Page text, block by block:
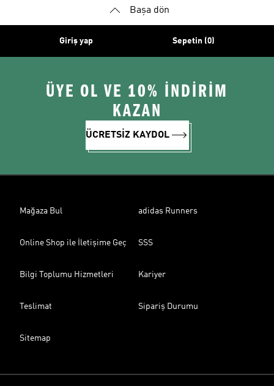
Başa dön
Giriş yap Sepetin (0)
ÜYE OL VE 10% İNDİRİM
KAZAN
ÜCRETSİZ KAYDOL
Mağaza Bul adidas Runners
Online Shop ile İletişime Geç SSS
Bilgi Toplumu Hizmetleri Kariyer
Teslimat Sipariş Durumu
Sitemap